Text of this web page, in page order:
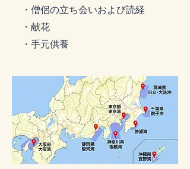
・僧侶の立ち会いおよび読経
・献花
・手元供養